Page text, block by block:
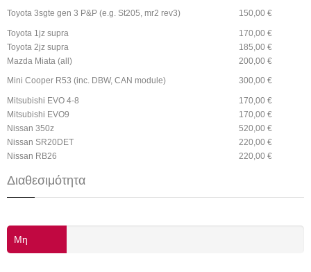
Toyota 3sgte gen 3 P&P (e.g. St205, mr2 rev3) 150,00 €
Toyota 1jz supra
170,00 €
Toyota 2jz supra
185,00 €
Mazda Miata (all)
200,00 €
Mini Cooper R53 (inc. DBW, CAN module)
300,00 €
Mitsubishi EVO 4-8
170,00 €
Mitsubishi EVO9
170,00 €
Nissan 350z
520,00 €
Nissan SR20DET
220,00 €
Nissan RB26
220,00 €
Διαθεσιμότητα
Μη